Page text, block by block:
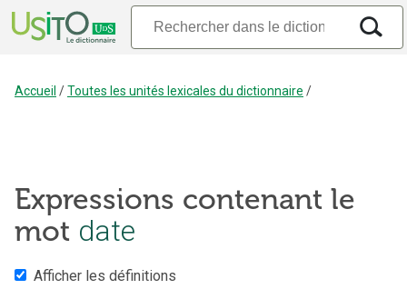
Accueil /Toutes les unités lexicales du dictionnaire /
Expressions contenant le
mot date
Afficher les définitions